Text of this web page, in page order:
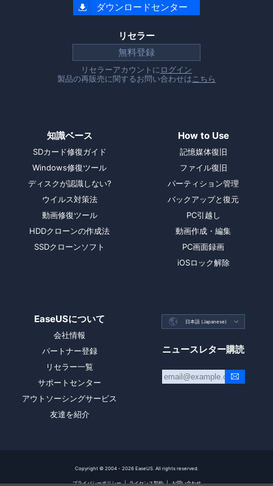
 ダウンロードセンター
リセラー
無料登録
リセラーアカウントに ログイン
製品の再販売に関するお問い合わせは こちら
知識ベース
SDカード修復ガイド
Windows修復ツール
ディスクが認識しない?
ウイルス対策法
動画修復ツール
HDDクローンの作成法
SSDクローンソフト
How to Use
記憶媒体復旧
ファイル復旧
パーティション管理
バックアップと復元
PC引越し
動画作成・編集
PC画面録画
iOSロック解除
EaseUSについて
会社情報
パートナー登録
リセラー一覧
サポートセンター
アウトソーシングサービス
友達を紹介
 日本語 (Japanese) 
ニュースレター購読
Copyright © 2004 - 2026EaseUS. All rights reserved.
プライバシーポリシー | ライセンス契約 | お問い合わせ